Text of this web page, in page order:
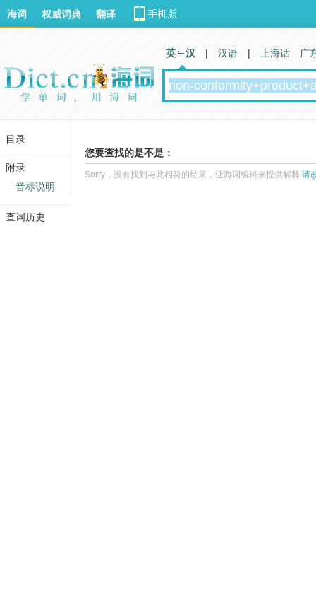
您要查找的是不是：
Sorry，没有找到与此相符的结果，让海词编辑来提供解释 请
海词 权威词典 翻译
英 汉 | 汉语 | 上海话 广
目录
附录
音标说明
查词历史